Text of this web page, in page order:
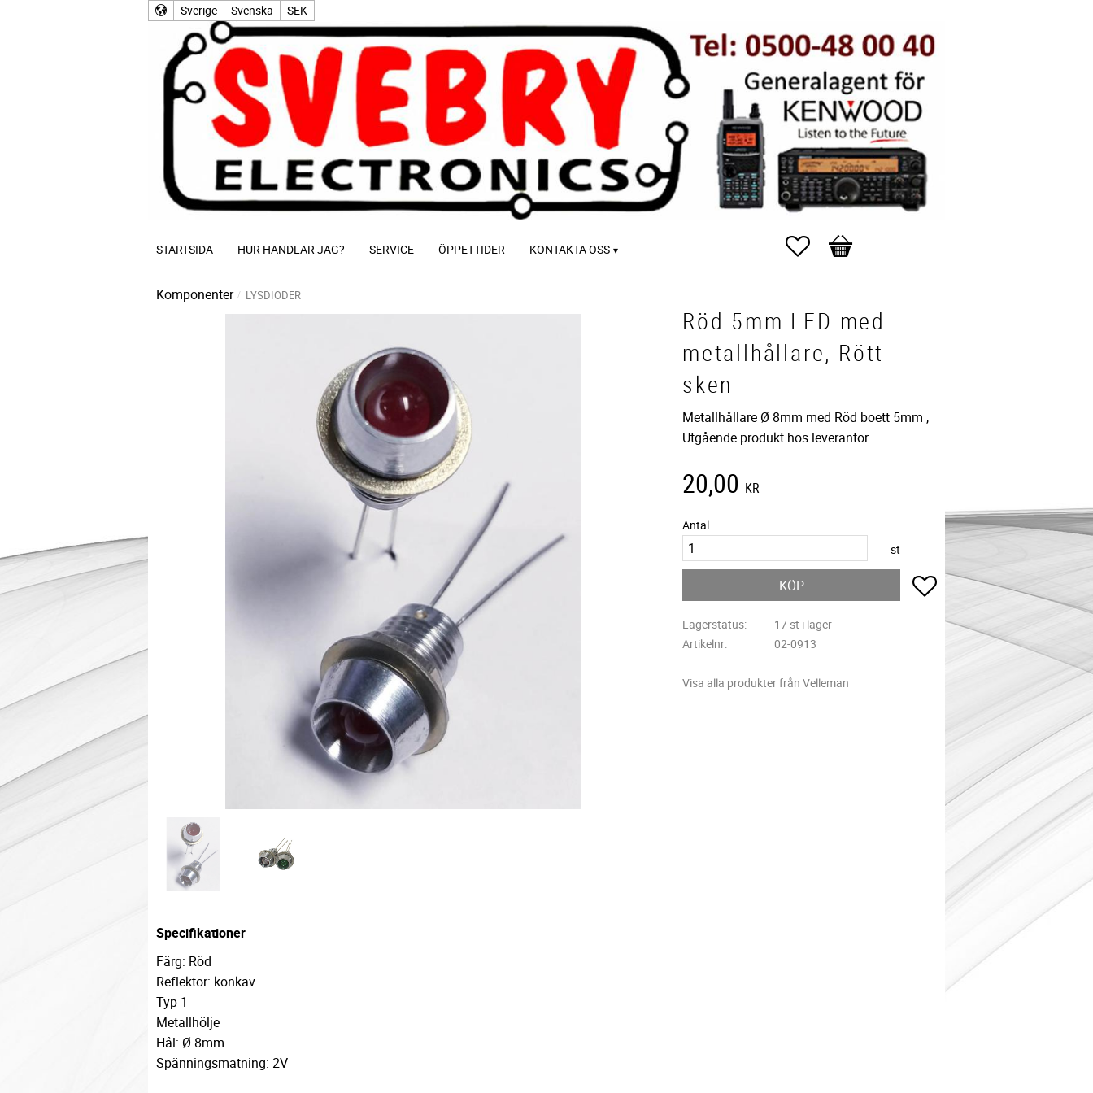
Sverige Svenska SEK
STARTSIDA HUR HANDLAR JAG? SERVICE ÖPPETTIDER KONTAKTA OSS Favoriter
Kundvagn
Komponenter LYSDIODER
Röd 5mm LED med
metallhållare, Rött
sken
Metallhållare Ø 8mm med Röd boett 5mm ,
Utgående produkt hos leverantör.
20,00 KR
Antal
st
KÖP Lägg till i favoriter
Lagerstatus
17 st i lager
Artikelnr
02-0913
Visa alla produkter från Velleman
Specifikationer
Färg: Röd
Reflektor: konkav
Typ 1
Metallhölje
Hål: Ø 8mm
Spänningsmatning: 2V